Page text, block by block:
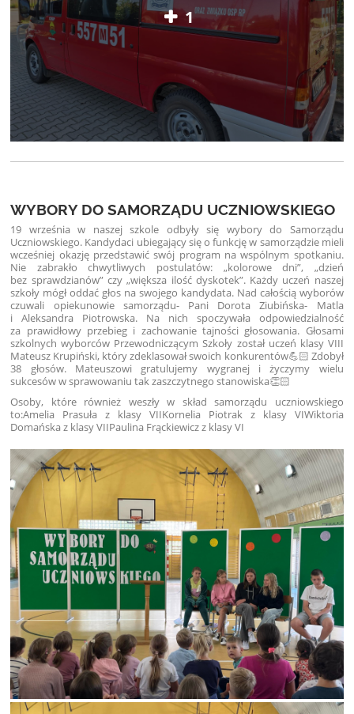
1
WYBORY DO SAMORZĄDU UCZNIOWSKIEGO
19 września w naszej szkole odbyły się wybory do Samorządu
Uczniowskiego. Kandydaci ubiegający się o funkcję w samorządzie mieli
wcześniej okazję przedstawić swój program na wspólnym spotkaniu.
Nie zabrakło chwytliwych postulatów: „kolorowe dni”, „dzień
bez sprawdzianów” czy „większa ilość dyskotek”. Każdy uczeń naszej
szkoły mógł oddać głos na swojego kandydata. Nad całością wyborów
czuwali opiekunowie samorządu- Pani Dorota Ziubińska- Matla
i Aleksandra Piotrowska. Na nich spoczywała odpowiedzialność
za prawidłowy przebieg i zachowanie tajności głosowania. Głosami
szkolnych wyborców Przewodniczącym Szkoły został uczeń klasy VIII
Mateusz Krupiński, który zdeklasował swoich konkurentów💪🏻 Zdobył
38 głosów. Mateuszowi gratulujemy wygranej i życzymy wielu
sukcesów w sprawowaniu tak zaszczytnego stanowiska👏🏻
Osoby, które również weszły w skład samorządu uczniowskiego
to:Amelia Prasuła z klasy VIIKornelia Piotrak z klasy VIWiktoria
Domańska z klasy VIIPaulina Frąckiewicz z klasy VI